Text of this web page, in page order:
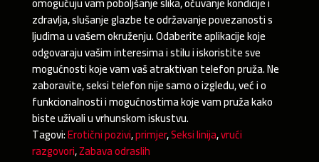
zdravlja, slušanje glazbe te održavanje povezanosti s
ljudima u vašem okruženju. Odaberite aplikacije koje
odgovaraju vašim interesima i stilu i iskoristite sve
mogućnosti koje vam vaš atraktivan telefon pruža. Ne
zaboravite, seksi telefon nije samo o izgledu, već i o
funkcionalnosti i mogućnostima koje vam pruža kako
biste uživali u vrhunskom iskustvu.
Tagovi:Erotični pozivi,primjer,Seksi linija,vrući
razgovori,Zabava odraslih